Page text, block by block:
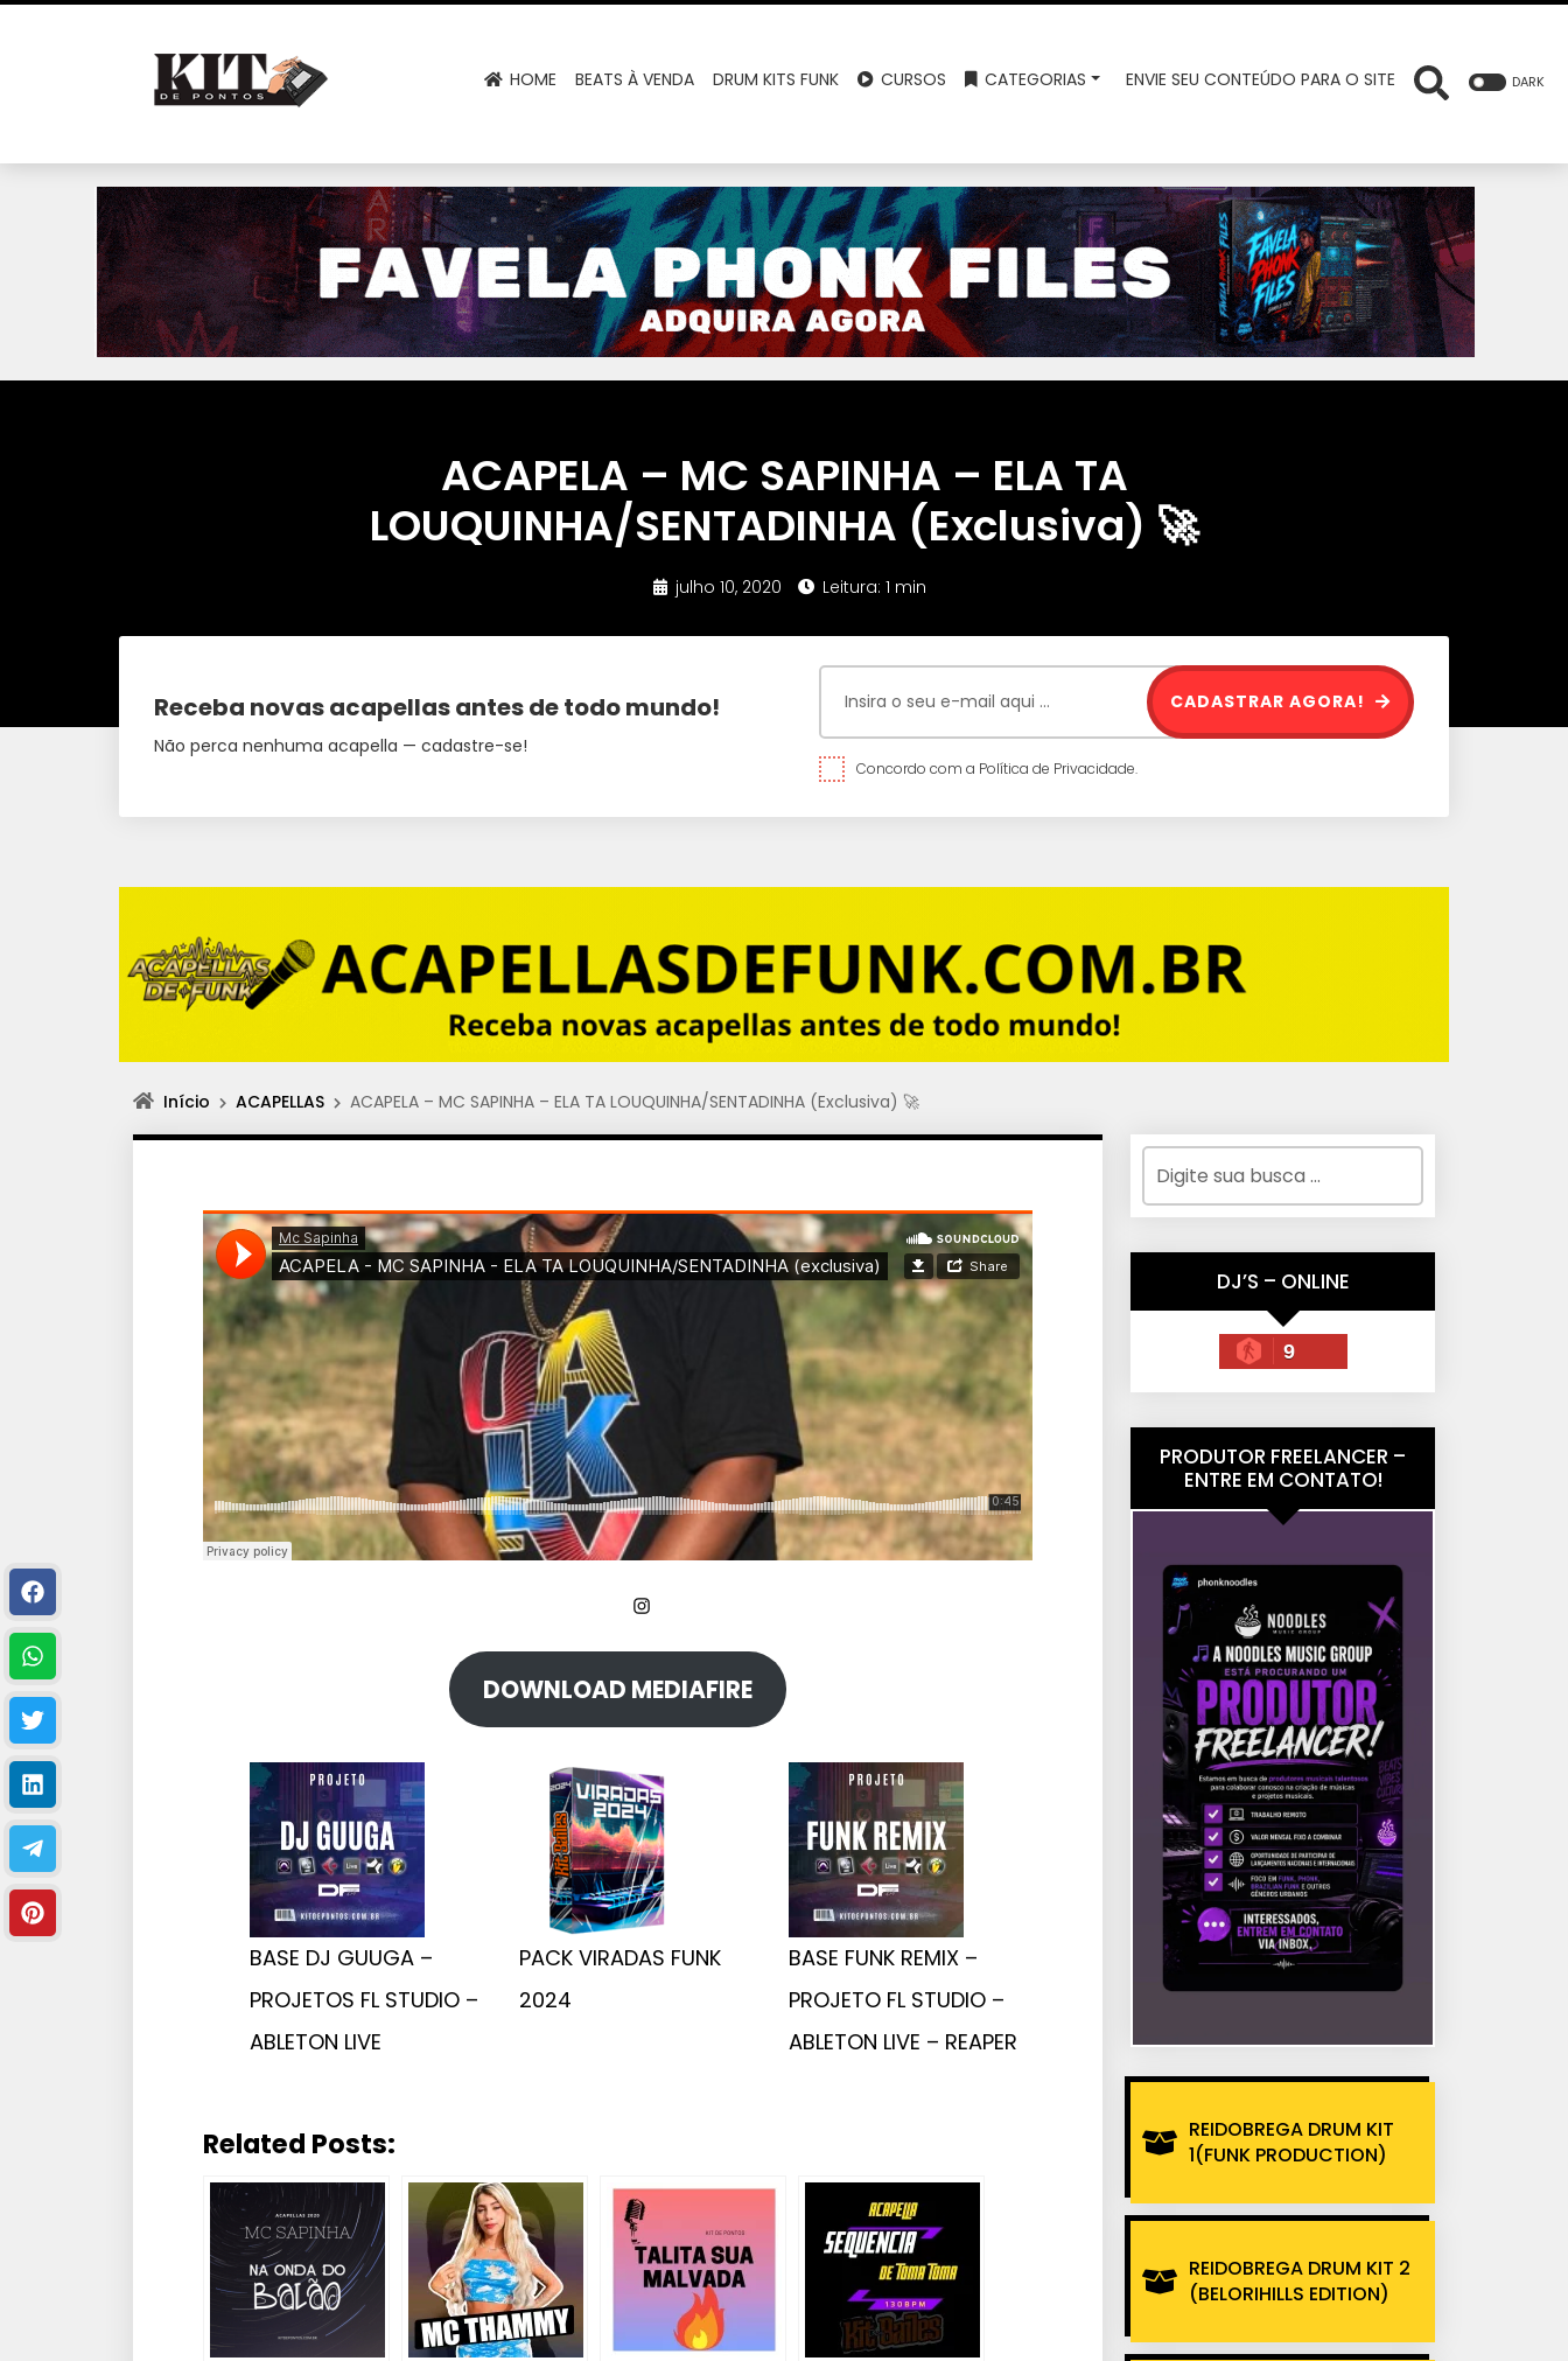
HOME BEATS À VENDA DRUM KITS FUNK CURSOS CATEGORIAS ENVIE SEU CONTEÚDO PARA O SITE DARK
ACAPELA – MC SAPINHA – ELA TA
LOUQUINHA/SENTADINHA (Exclusiva) 🚀
julho 10, 2020 Leitura: 1 min
Receba novas acapellas antes de todo mundo!
Não perca nenhuma acapella — cadastre-se!
Concordo com a Política de Privacidade.
CADASTRAR AGORA!
Início ACAPELLAS ACAPELA – MC SAPINHA – ELA TA LOUQUINHA/SENTADINHA (Exclusiva) 🚀
Instagram
DOWNLOAD MEDIAFIRE
BASE DJ GUUGA –
PROJETOS FL STUDIO –
ABLETON LIVE
PACK VIRADAS FUNK
2024
BASE FUNK REMIX –
PROJETO FL STUDIO –
ABLETON LIVE – REAPER
Related Posts:
DJ’S – ONLINE
9
PRODUTOR FREELANCER –
ENTRE EM CONTATO!
REIDOBREGA DRUM KIT
1(FUNK PRODUCTION)
REIDOBREGA DRUM KIT 2
(BELORIHILLS EDITION)